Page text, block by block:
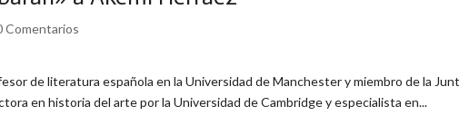
Comentarios
de literatura española en la Universidad de Manchester y miembro de la
en historia del arte por la Universidad de Cambridge y especialista en...